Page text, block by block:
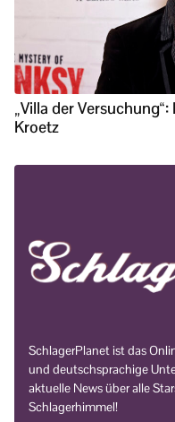
„Villa der
Kroetz
SchlagerPlanet ist das
und deutschsprachige
aktuelle News über alle
Schlagerhimmel!